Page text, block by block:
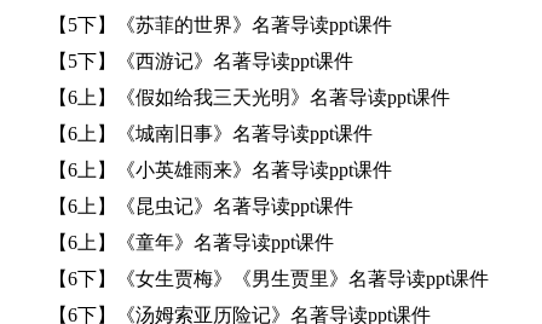
【5下】《苏菲的世界》名著导读ppt课件
【5下】《西游记》名著导读ppt课件
【6上】《假如给我三天光明》名著导读ppt课件
【6上】《城南旧事》名著导读ppt课件
【6上】《小英雄雨来》名著导读ppt课件
【6上】《昆虫记》名著导读ppt课件
【6上】《童年》名著导读ppt课件
【6下】《女生贾梅》《男生贾里》名著导读ppt课件
【6下】《汤姆索亚历险记》名著导读ppt课件